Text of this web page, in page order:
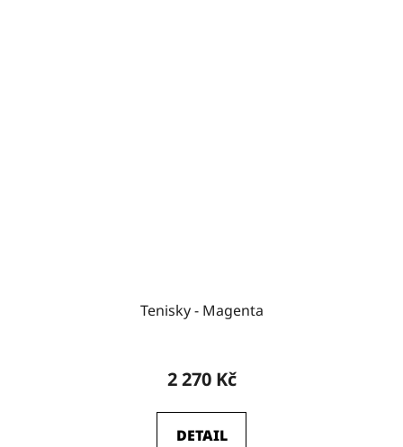
Tenisky - Magenta
2 270 Kč
DETAIL